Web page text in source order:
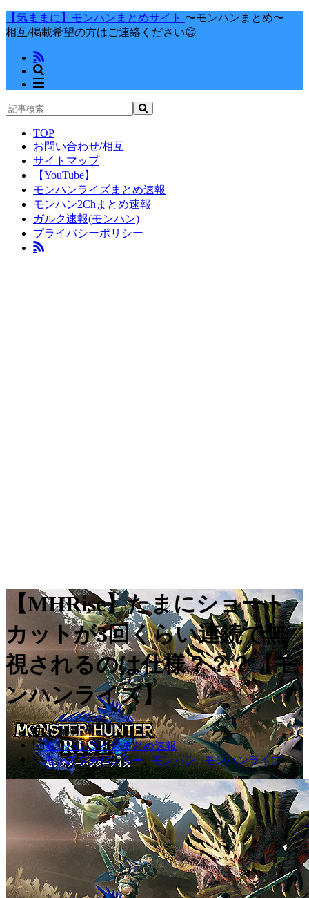
【気ままに】モンハンまとめサイト 〜モンハンまとめ〜
相互/掲載希望の方はご連絡ください😊
TOP
お問い合わせ/相互
サイトマップ
【YouTube】
モンハンライズまとめ速報
モンハン2Chまとめ速報
ガルク速報(モンハン)
プライバシーポリシー
【MHRise】たまにショート
カットが3回くらい連続で無
視されるのは仕様？？？【モ
ンハンライズ】
2021.07.10
モンハンライズまとめ速報
モンスターハンター, モンハン,モンハンライズ